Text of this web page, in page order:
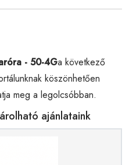
- 50-4Ga következő
köszönhetően
meg a legolcsóbban.
ajánlataink